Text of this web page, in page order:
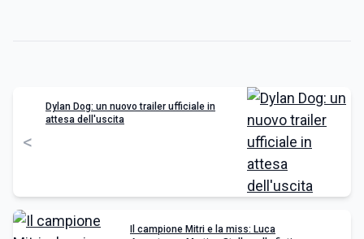
<
Dylan Dog: un nuovo trailer ufficiale in
attesa dell'uscita
Il campione Mitri e la miss: Luca